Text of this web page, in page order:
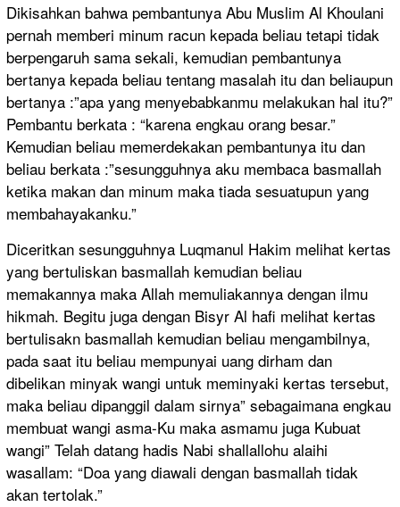
Dikisahkan bahwa pembantunya Abu Muslim Al Khoulani
pernah memberi minum racun kepada beliau tetapi tidak
berpengaruh sama sekali, kemudian pembantunya
bertanya kepada beliau tentang masalah itu dan beliaupun
bertanya :”apa yang menyebabkanmu melakukan hal itu?”
Pembantu berkata : “karena engkau orang besar.”
Kemudian beliau memerdekakan pembantunya itu dan
beliau berkata :”sesungguhnya aku membaca basmallah
ketika makan dan minum maka tiada sesuatupun yang
membahayakanku.”
Diceritkan sesungguhnya Luqmanul Hakim melihat kertas
yang bertuliskan basmallah kemudian beliau
memakannya maka Allah memuliakannya dengan ilmu
hikmah. Begitu juga dengan Bisyr Al hafi melihat kertas
bertulisakn basmallah kemudian beliau mengambilnya,
pada saat itu beliau mempunyai uang dirham dan
dibelikan minyak wangi untuk meminyaki kertas tersebut,
maka beliau dipanggil dalam sirnya” sebagaimana engkau
membuat wangi asma-Ku maka asmamu juga Kubuat
wangi” Telah datang hadis Nabi shallallohu alaihi
wasallam: “Doa yang diawali dengan basmallah tidak
akan tertolak.”